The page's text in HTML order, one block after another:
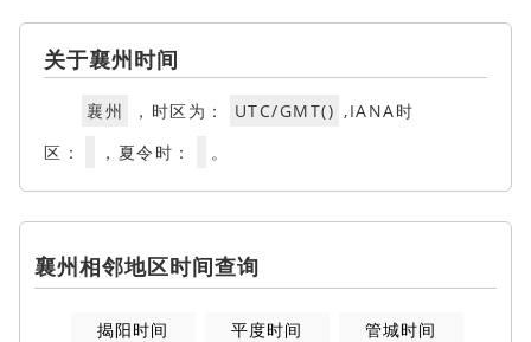
关于襄州时间
襄州 ，时区为： UTC/GMT() ,IANA时
区：
，夏令时： 。
襄州相邻地区时间查询
揭阳时间 平度时间 管城时间